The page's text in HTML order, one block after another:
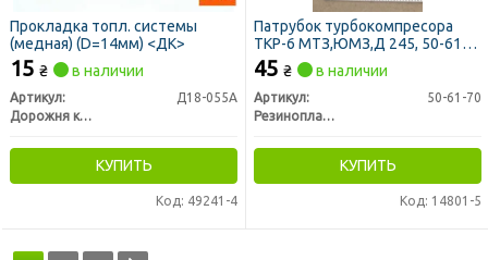
Прокладка топл. системы
(медная) (D=14мм) <ДК>
15 ₴ в наличии
Артикул:
Д18-055А
Дорожня карта
КУПИТЬ
Код: 49241-4
Патрубок турбокомпресора
ТКР-6 МТЗ,ЮМЗ,Д 245, 50-61-
70 (пр-во Резинопласт)
45 ₴ в наличии
Артикул:
50-61-70
Резинопласт, Украина
КУПИТЬ
Код: 14801-5